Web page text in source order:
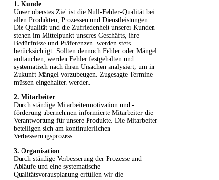
1. Kunde
Unser oberstes Ziel ist die Null-Fehler-Qualität bei
allen Produkten, Prozessen und Dienstleistungen.
Die Qualität und die Zufriedenheit unserer Kunden
stehen im Mittelpunkt unseres Geschäfts, ihre
Bedürfnisse und Präferenzen werden stets
berücksichtigt. Sollten dennoch Fehler oder Mängel
auftauchen, werden Fehler festgehalten und
systematisch nach ihren Ursachen analysiert, um in
Zukunft Mängel vorzubeugen. Zugesagte Termine
müssen eingehalten werden.
2. Mitarbeiter
Durch ständige Mitarbeitermotivation und -
förderung übernehmen informierte Mitarbeiter die
Verantwortung für unsere Produkte. Die Mitarbeiter
beteiligen sich am kontinuierlichen
Verbesserungsprozess.
3. Organisation
Durch ständige Verbesserung der Prozesse und
Abläufe und eine systematische
Qualitätsvorausplanung erfüllen wir die